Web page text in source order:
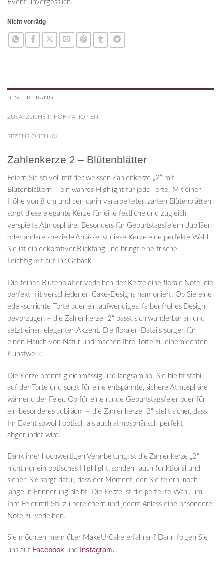
Event unvergesslich.
Nicht vorrätig
BESCHREIBUNG
ZUSÄTZLICHE INFORMATIONEN
REZENSIONEN (0)
Zahlenkerze 2 – Blütenblätter
Feiern Sie stilvoll mit der weissen Zahlenkerze „2“ mit
Blütenblättern – ein wahres Highlight für jede Torte. Mit einer
Höhe von 8 cm und den darin verarbeiteten zarten Blütenblättern
sorgt diese elegante Kerze für eine festliche und zugleich
verspielte Atmosphäre. Besonders für Geburtstagsfeiern, Jubiläen
oder andere spezielle Anlässe ist diese Kerze eine perfekte Wahl.
Sie ist ein dekorativer Blickfang und bringt eine frische
Leichtigkeit auf Ihr Gebäck.
Die feinen Blütenblätter verleihen der Kerze eine florale Note, die
perfekt mit verschiedenen Cake-Designs harmoniert. Ob Sie eine
edel-schlichte Torte oder ein aufwendiges, farbenfrohes Design
bevorzugen – die Zahlenkerze „2“ passt sich wunderbar an und
setzt einen eleganten Akzent. Die floralen Details sorgen für
einen Hauch von Natur und machen Ihre Torte zu einem echten
Kunstwerk.
Die Kerze brennt gleichmässig und langsam ab. Sie bleibt stabil
auf der Torte und sorgt für eine entspannte, sichere Atmosphäre
während der Feier. Ob für eine runde Geburtstagsfeier oder für
ein besonderes Jubiläum – die Zahlenkerze „2“ stellt sicher, dass
Ihr Event sowohl optisch als auch atmosphärisch perfekt
abgerundet wird.
Dank ihrer hochwertigen Verarbeitung ist die Zahlenkerze „2“
nicht nur ein optisches Highlight, sondern auch funktional und
sicher. Sie sorgt dafür, dass der Moment, den Sie feiern, noch
lange in Erinnerung bleibt. Die Kerze ist die perfekte Wahl, um
Ihre Feier mit Stil zu bereichern und jedem Anlass eine besondere
Note zu verleihen.
Sie möchten mehr über MakeUrCake erfahren? Dann folgen Sie
uns auf Facebook und Instagram.